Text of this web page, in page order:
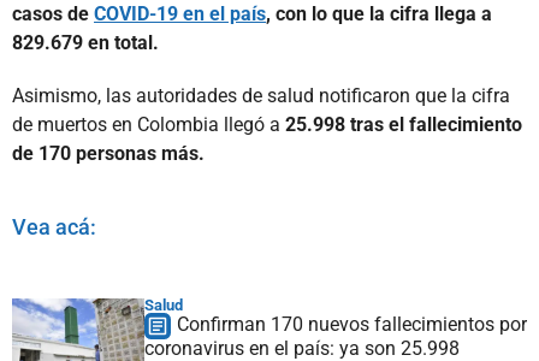
casos de COVID-19 en el país, con lo que la cifra llega a
829.679 en total.
Asimismo, las autoridades de salud notificaron que la cifra
de muertos en Colombia llegó a 25.998 tras el fallecimiento
de 170 personas más.
Vea acá:
Salud
Confirman 170 nuevos fallecimientos por
coronavirus en el país: ya son 25.998